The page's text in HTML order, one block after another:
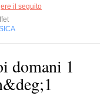
il seguito
domani 1